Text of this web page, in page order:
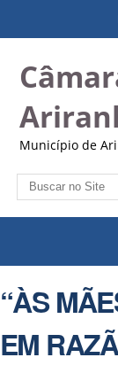
Município de
Busca
“ÀS
EM